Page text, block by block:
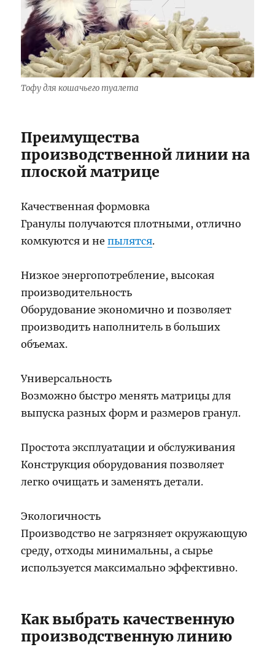
Тофу для кошачьего туалета
Преимущества
производственной линии на
плоской матрице
Качественная формовка
Гранулы получаются плотными, отлично
комкуются и непылятся.
Низкое энергопотребление, высокая
производительность
Оборудование экономично и позволяет
производить наполнитель в больших
объемах.
Универсальность
Возможно быстро менять матрицы для
выпуска разных форм и размеров гранул.
Простота эксплуатации и обслуживания
Конструкция оборудования позволяет
легко очищать и заменять детали.
Экологичность
Производство не загрязняет окружающую
среду, отходы минимальны, а сырье
используется максимально эффективно.
Как выбрать качественную
производственную линию